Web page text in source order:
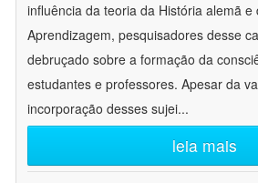
influência da teoria da História alemã e
Aprendizagem, pesquisadores desse
debruçado sobre a formação da
estudantes e professores. Apesar da
incorporação desses sujei...
leia mais